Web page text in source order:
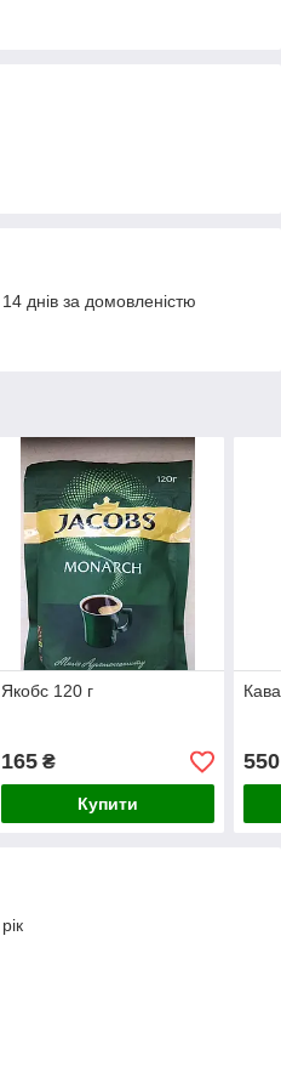
днів за домовленістю
Якобс 120 г
165₴
Купити
550